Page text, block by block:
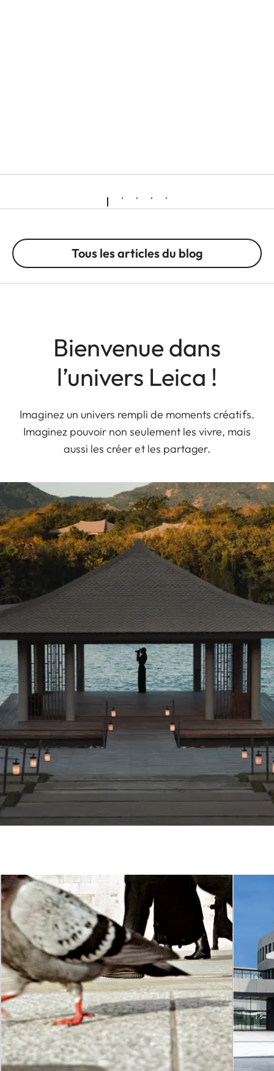
Tous les articles du blog
Bienvenue dans
l’univers Leica !
Imaginez un univers rempli de moments créatifs.
Imaginez pouvoir non seulement les vivre, mais
aussi les créer et les partager.